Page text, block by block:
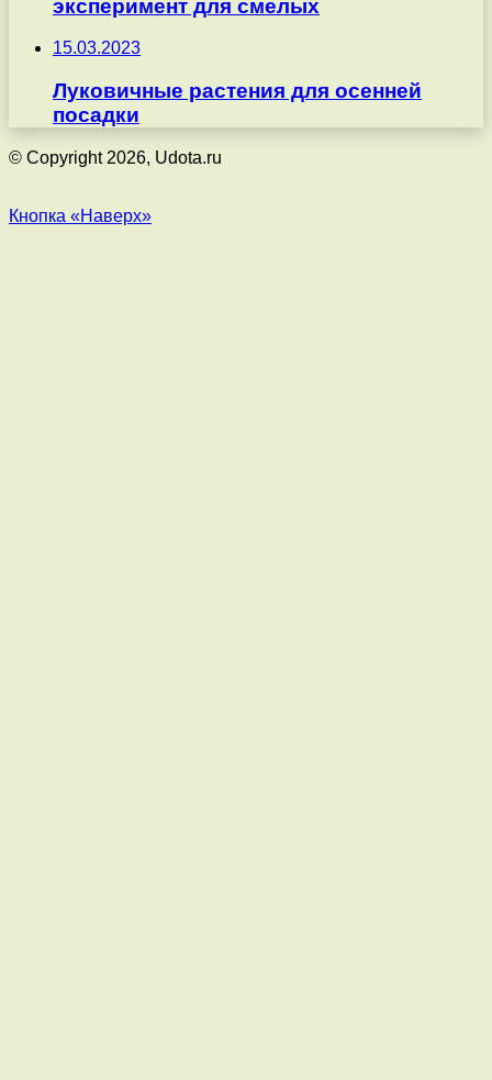
эксперимент для смелых
15.03.2023
Луковичные растения для осенней
посадки
© Copyright 2026, Udota.ru
Кнопка «Наверх»